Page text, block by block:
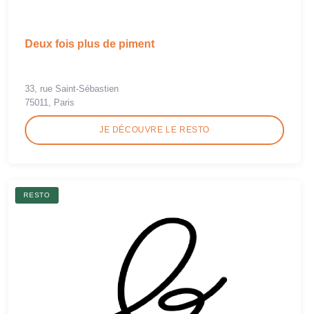
Deux fois plus de piment
33, rue Saint-Sébastien
75011, Paris
JE DÉCOUVRE LE RESTO
RESTO